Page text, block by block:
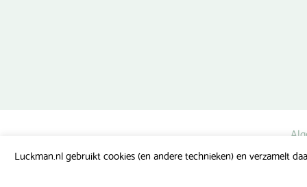
Luckman.nl gebruikt cookies (en andere technieken) en verzamelt